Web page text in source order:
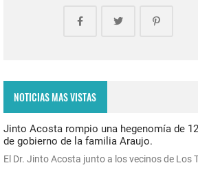
NOTICIAS MAS VISTAS
Jinto Acosta rompio una hegenomía de
de gobierno de la familia Araujo.
El Dr. Jinto Acosta junto a los vecinos de Los